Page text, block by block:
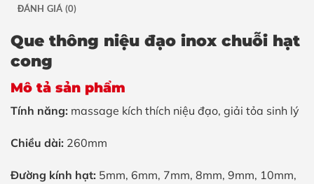
ĐÁNH GIÁ (0)
Que thông niệu đạo inox chuỗi hạt
cong
Mô tả sản phẩm
Tính năng: massage kích thích niệu đạo, giải tỏa sinh lý
Chiều dài: 260mm
Đường kính hạt: 5mm, 6mm, 7mm, 8mm, 9mm, 10mm,